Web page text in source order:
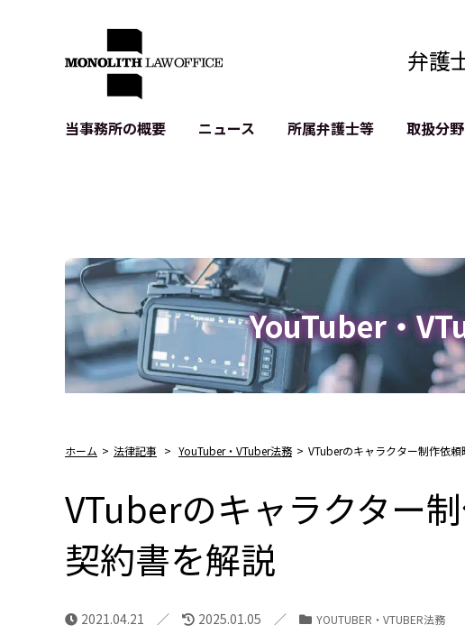
弁護
当事務所の概要
アクセス
ニュース 所属弁護士等 取扱分
IPO（上場）支援
生成AI関連法務
記事・LPの薬機法等チェック
D2C等の不正転売対策
サイバー犯罪の刑事告訴等
YouTuber・
ホーム > 法律記事 > YouTuber・VTuber法務 > VTuberのキャラクター制作依
VTuberのキャラクター
契約書を解説
2021.04.21 2025.01.05 YOUTUBER・VTUBER法務